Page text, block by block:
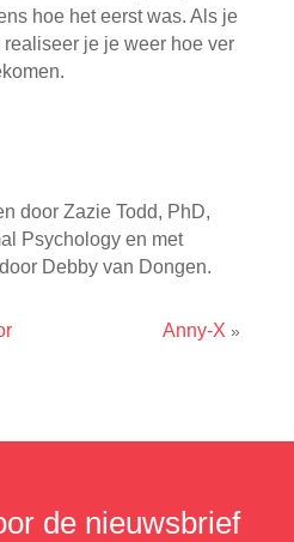
hoe het eerst was. Als je
je je weer hoe ver
door Zazie Todd, PhD,
Psychology en met
Debby van Dongen.
Anny-X »
de nieuwsbrief